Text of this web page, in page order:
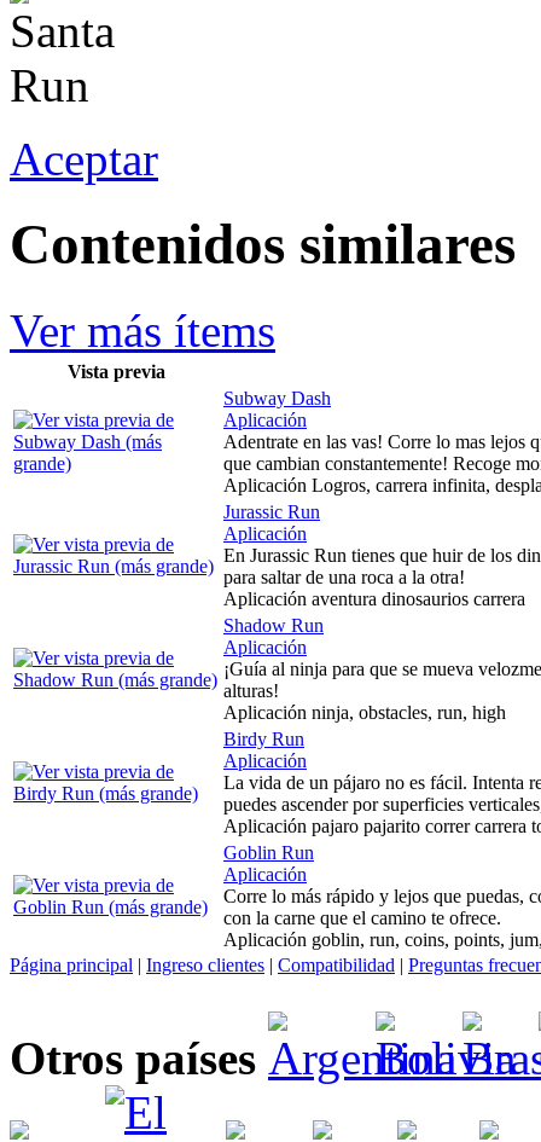
Aceptar
Contenidos similares
Ver más ítems
Vista previa
Subway Dash
Aplicación
Adentrate en las vas! Corre lo mas lejos
que cambian constantemente! Recoge
Aplicación Logros, carrera infinita,
Jurassic Run
Aplicación
En Jurassic Run tienes que huir de los
para saltar de una roca a la otra!
Aplicación aventura dinosaurios carrera
Shadow Run
Aplicación
¡Guía al ninja para que se mueva
alturas!
Aplicación ninja, obstacles, run, high
Birdy Run
Aplicación
La vida de un pájaro no es fácil. Intenta
puedes ascender por superficies
Aplicación pajaro pajarito correr carrera
Goblin Run
Aplicación
Corre lo más rápido y lejos que puedas,
con la carne que el camino te ofrece.
Aplicación goblin, run, coins, points,
Página principal | Ingreso clientes | Compatibilidad | Preguntas
Otros países